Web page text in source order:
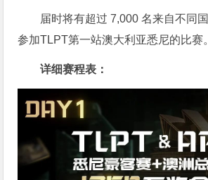
届时将有超过 7,000 名来自不同
参加TLPT第一站澳大利亚悉尼的比赛。
详细赛程表：